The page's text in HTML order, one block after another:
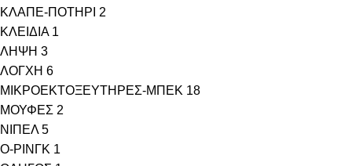
ΚΛΑΠΕ-ΠΟΤΗΡΙ 2
ΚΛΕΙΔΙΑ 1
ΛΗΨΗ 3
ΛΟΓΧΗ 6
ΜΙΚΡΟΕΚΤΟΞΕΥΤΗΡΕΣ-ΜΠΕΚ 18
ΜΟΥΦΕΣ 2
ΝΙΠΕΛ 5
Ο-ΡΙΝΓΚ 1